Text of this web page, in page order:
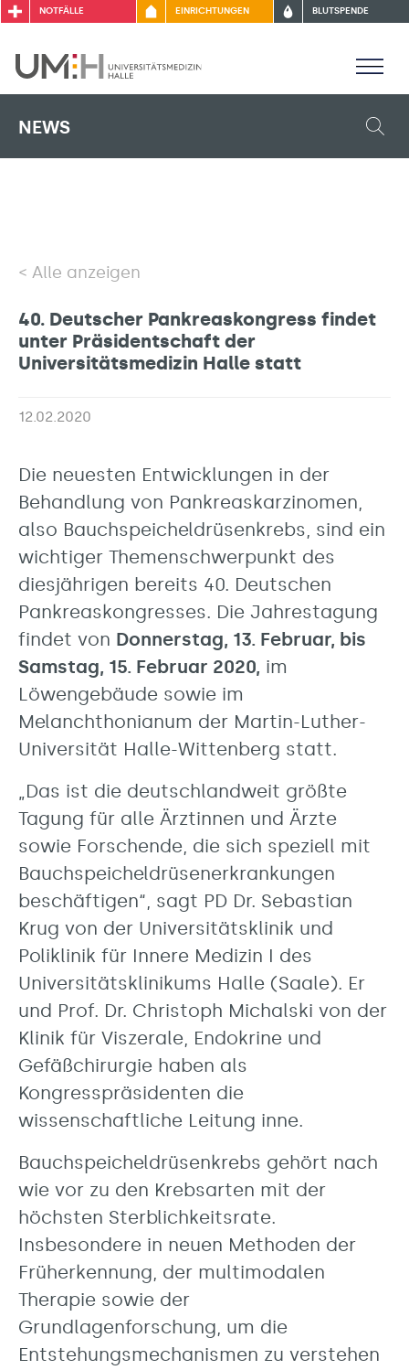
NOTFÄLLE EINRICHTUNGEN BLUTSPENDE
NEWS
Alle anzeigen
40. Deutscher Pankreaskongress findet
unter Präsidentschaft der
Universitätsmedizin Halle statt
12.02.2020
Die neuesten Entwicklungen in der
Behandlung von Pankreaskarzinomen,
also Bauchspeicheldrüsenkrebs, sind ein
wichtiger Themenschwerpunkt des
diesjährigen bereits 40. Deutschen
Pankreaskongresses. Die Jahrestagung
findet von Donnerstag, 13. Februar, bis
Samstag, 15. Februar 2020, im
Löwengebäude sowie im
Melanchthonianum der Martin-Luther-
Universität Halle-Wittenberg statt.
„Das ist die deutschlandweit größte
Tagung für alle Ärztinnen und Ärzte
sowie Forschende, die sich speziell mit
Bauchspeicheldrüsenerkrankungen
beschäftigen“, sagt PD Dr. Sebastian
Krug von der Universitätsklinik und
Poliklinik für Innere Medizin I des
Universitätsklinikums Halle (Saale). Er
und Prof. Dr. Christoph Michalski von der
Klinik für Viszerale, Endokrine und
Gefäßchirurgie haben als
Kongresspräsidenten die
wissenschaftliche Leitung inne.
Bauchspeicheldrüsenkrebs gehört nach
wie vor zu den Krebsarten mit der
höchsten Sterblichkeitsrate.
Insbesondere in neuen Methoden der
Früherkennung, der multimodalen
Therapie sowie der
Grundlagenforschung, um die
Entstehungsmechanismen zu verstehen